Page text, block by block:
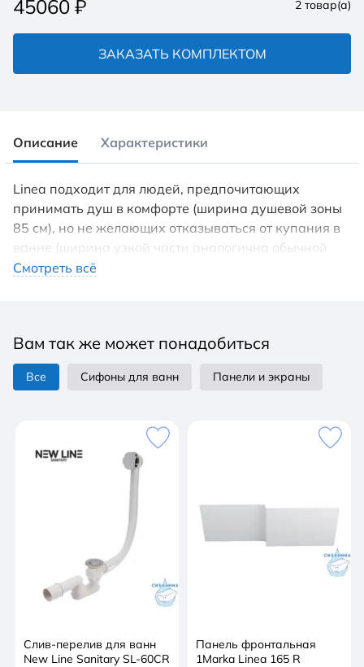
ЗАКАЗАТЬ КОМПЛЕКТОМ
2 товар(а)
45060 ₽
Описание Характеристики
Linea подходит для людей, предпочитающих
принимать душ в комфорте (ширина душевой зоны
85 см), но не желающих отказываться от купания в
ванне (ширина узкой части аналогична обычной
ванне – 70 см). Ванну легко разместить в любой
принимать душ – ширина душевой зоны 85 см, что
позволит удобно разместиться человеку любой
комплекции. 2. Подходит и для купания. Узкая часть
любой другой ванны, благодаря чему любители
длительного купания также оценят удобство Linea.
3. Эргономичность. Linea сочетает удобства и
душевой кабины, и обычной купели, но при этом не
занимает много места в ванной комнате. 4.
Современный дизайн. Ванна хорошо впишется в
современный интерьер – дизайн Linea лаконичен и
основан на прямых линиях, что соответствует
современным трендам в дизайне.
Смотреть всё
Вам так же может понадобиться
Все Сифоны для ванн Панели и экраны
Слив-перелив для ванн
New Line Sanitary SL-60CR
Панель фронтальная
1Marka Linea 165 R